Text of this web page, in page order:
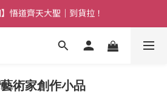
！四種寶物幫你財運「轉」進來
】悟道齊天大聖｜到貨拉！
術家創作小品